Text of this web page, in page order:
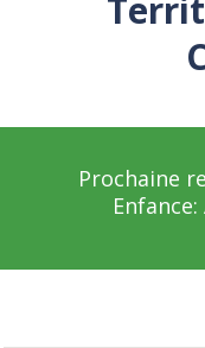
Prochaine